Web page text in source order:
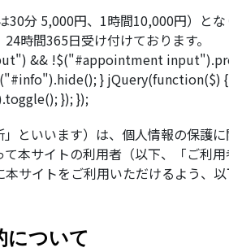
分 5,000円、1時間10,000円）と
時間365日受け付けております。
&& !$("#appointment
} jQuery(function($)
}); });
といいます）は、個人情報の保護
本サイトの利用者（以下、「ご利
サイトをご利用いただけるよう、
について